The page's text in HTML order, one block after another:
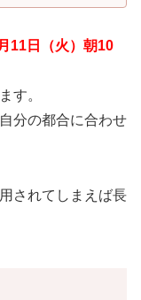
月11日（火）朝10
す。
分の都合に合わせ
されてしまえば長